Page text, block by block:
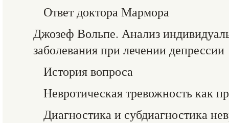
Ответ доктора Мармора
Джозеф Вольпе. Анализ
заболевания при лечении депрессии
История вопроса
Невротическая тревожность как
Диагностика и субдиагностика